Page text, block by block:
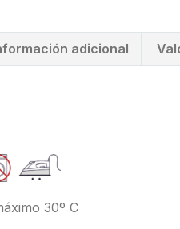
adicional
30º C